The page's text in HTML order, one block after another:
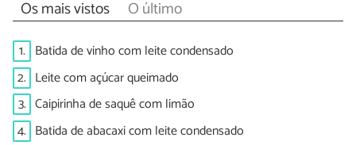
Os mais vistos O último
1. Batida de vinho com leite condensado
2. Leite com açúcar queimado
3. Caipirinha de saquê com limão
4. Batida de abacaxi com leite condensado